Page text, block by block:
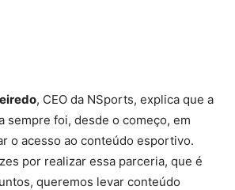
, CEO da NSports, explica que a
sempre foi, desde o começo, em
o acesso ao conteúdo esportivo.
por realizar essa parceria, que é
queremos levar conteúdo